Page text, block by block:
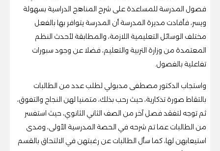
فصول المدرسة للمساعدة على شرح المناهج الدراسية بسهولة
ويسر، فأفادت مديرة المدرسة أن المدرسة يتوافر بها بالفعل
مختلف الوسائل التعليمية اللازمة، والمطابقة لأحدث النظم
المعتمدة من وزارة التربية والتعليم، فضلا عن وجود سبورات
تفاعلية بالفصول.
واستجاب الدكتور مصطفى مدبولي لطلب عدد من الطالبات
بالتقاط صورة تذكارية، حيث رحب بذلك، متمنيا لهن النجاح والتفوق،
ثم توجه لتفقد فصل آخر من الصف الثاني الثانوي، حيث استفسر
من الطالبات عما تم شرحه في الحصة المدرسية الأولى، ومدى
استيعابهن لها، كما سأل الطالبات عن رغبتهن في الالتحاق بالقسم